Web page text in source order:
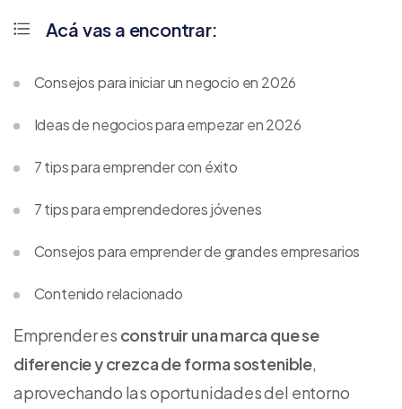
Emprender es construir una marca que se
diferencie y crezca de forma sostenible,
aprovechando las oportunidades del entorno
Acá vas a encontrar:
Consejos para iniciar un negocio en 2026
Ideas de negocios para empezar en 2026
7 tips para emprender con éxito
7 tips para emprendedores jóvenes
Consejos para emprender de grandes empresarios
Contenido relacionado